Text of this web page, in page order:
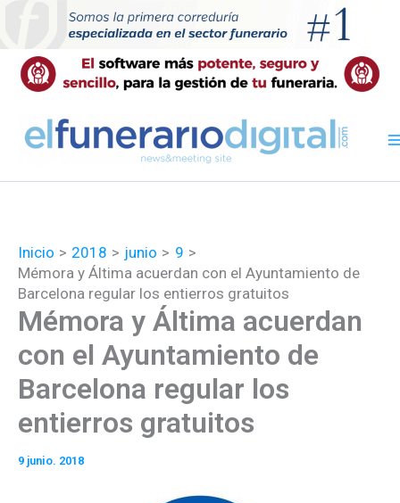
contenido
Inicio 2018 junio
9
Mémora y Áltima acuerdan con el Ayuntamiento de
Barcelona regular los entierros gratuitos
Mémora y Áltima acuerdan
con el Ayuntamiento de
Barcelona regular los
entierros gratuitos
9 junio. 2018